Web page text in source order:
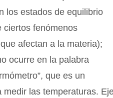
los estados de equilibrio
ciertos fenómenos
afectan a la materia);
ocurre en la palabra
que es un
las temperaturas.